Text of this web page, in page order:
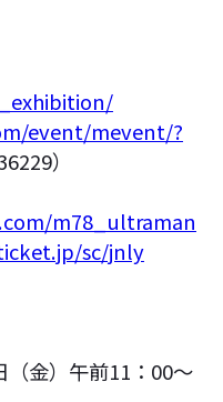
event/mevent/?
）
m78_ultraman
sc/jnly
金）午前11：00～